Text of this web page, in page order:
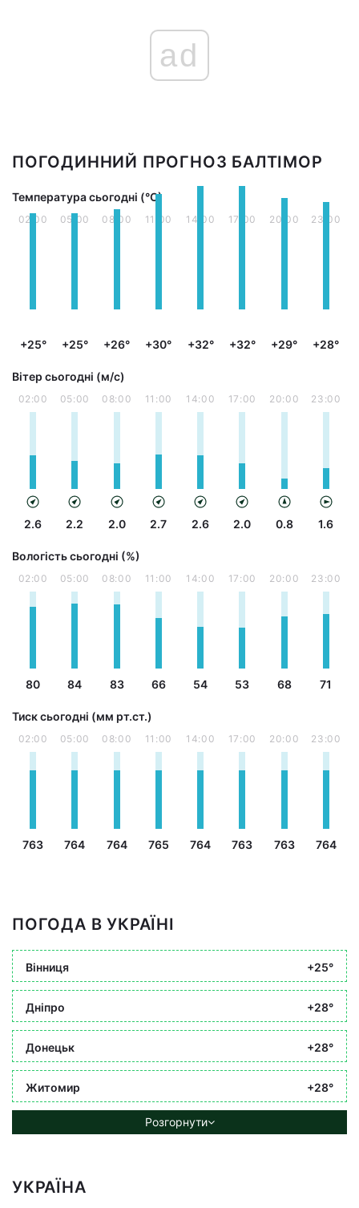
ad
ПОГОДИННИЙ ПРОГНОЗ БАЛТІМОР
Температура сьогодні (°С)
02:00
+25°
05:00
+25°
08:00
+26°
11:00
+30°
14:00
+32°
17:00
+32°
20:00
+29°
23:00
+28°
Вітер сьогодні (м/с)
02:00
2.6
05:00
2.2
08:00
2.0
11:00
2.7
14:00
2.6
17:00
2.0
20:00
0.8
23:00
1.6
Вологість сьогодні (%)
02:00
80
05:00
84
08:00
83
11:00
66
14:00
54
17:00
53
20:00
68
23:00
71
Тиск сьогодні (мм рт.ст.)
02:00
763
05:00
764
08:00
764
11:00
765
14:00
764
17:00
763
20:00
763
23:00
764
ПОГОДА В УКРАЇНІ
Вінниця +25°
Дніпро +28°
Донецьк +28°
Житомир +28°
Розгорнути
УКРАЇНА